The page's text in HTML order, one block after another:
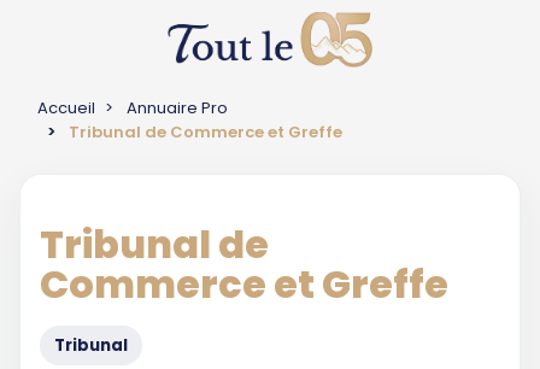
Accueil
Annuaire Pro
Tribunal de Commerce et Greffe
Tribunal de
Commerce et Greffe
Tribunal